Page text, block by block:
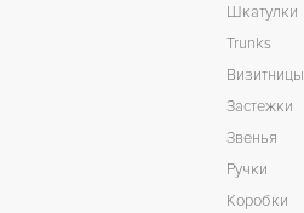
Шкатулки
Trunks
Визитницы
Застежки
Звенья
Ручки
Коробки